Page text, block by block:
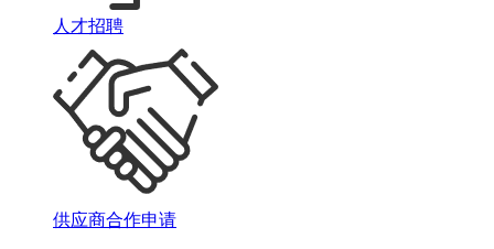
人才招聘
供应商合作申请